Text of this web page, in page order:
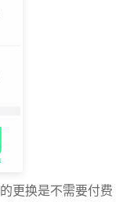
更换是不需要付费